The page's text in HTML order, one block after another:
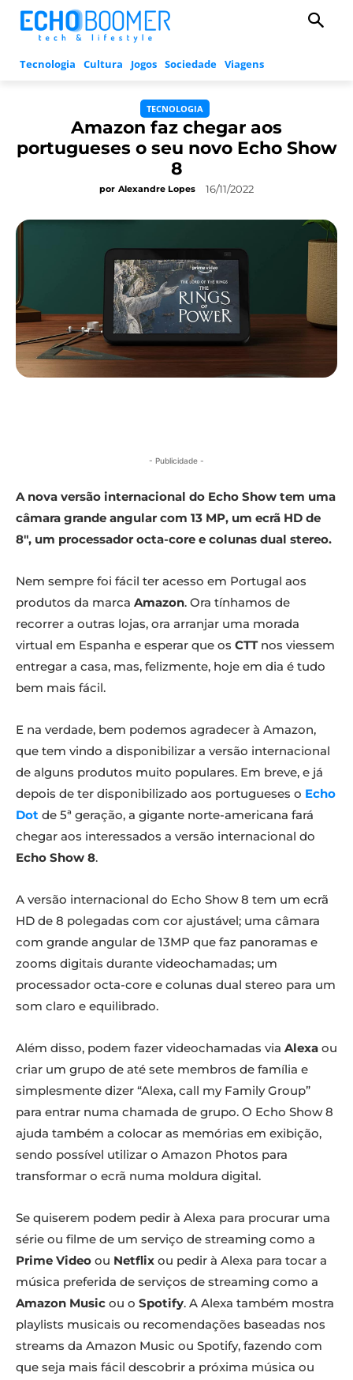
Tecnologia Cultura Jogos Sociedade Viagens
TECNOLOGIA
Amazon faz chegar aos
portugueses o seu novo Echo Show
8
por Alexandre Lopes 16/11/2022
- Publicidade -
A nova versão internacional do Echo Show tem uma
câmara grande angular com 13 MP, um ecrã HD de
8″, um processador octa-core e colunas dual stereo.
Nem sempre foi fácil ter acesso em Portugal aos
produtos da marca Amazon. Ora tínhamos de
recorrer a outras lojas, ora arranjar uma morada
virtual em Espanha e esperar que os CTTnos viessem
entregar a casa, mas, felizmente, hoje em dia é tudo
bem mais fácil.
E na verdade, bem podemos agradecer à Amazon,
que tem vindo a disponibilizar a versão internacional
de alguns produtos muito populares. Em breve, e já
depois de ter disponibilizado aos portugueses o Echo
Dot de 5ª geração, a gigante norte-americana fará
chegar aos interessados a versão internacional do
Echo Show 8.
A versão internacional do Echo Show 8 tem um ecrã
HD de 8 polegadas com cor ajustável; uma câmara
com grande angular de 13MP que faz panoramas e
zooms digitais durante videochamadas; um
processador octa-core e colunas dual stereo para um
som claro e equilibrado.
Além disso, podem fazer videochamadas via Alexa ou
criar um grupo de até sete membros de família e
simplesmente dizer “Alexa, call my Family Group”
para entrar numa chamada de grupo. O Echo Show 8
ajuda também a colocar as memórias em exibição,
sendo possível utilizar o Amazon Photos para
transformar o ecrã numa moldura digital.
Se quiserem podem pedir à Alexa para procurar uma
série ou filme de um serviço de streaming como a
Prime Video ou Netflix ou pedir à Alexa para tocar a
música preferida de serviços de streaming como a
Amazon Music ou o Spotify. A Alexa também mostra
playlists musicais ou recomendações baseadas nos
streams da Amazon Music ou Spotify, fazendo com
que seja mais fácil descobrir a próxima música ou